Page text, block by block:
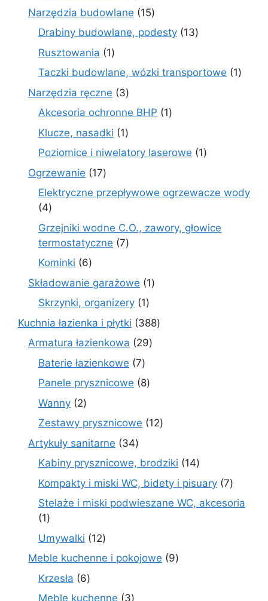
produkty
Narzędzia budowlane 1515
produktów
Drabiny budowlane, podesty 1313
Rusztowania 11
produkt
Taczki budowlane, wózki transportowe 11
Narzędzia ręczne 33
produkty
Akcesoria ochronne BHP 11
Klucze, nasadki 11
produkt
Poziomice i niwelatory laserowe 11
Ogrzewanie 1717
produktów
Elektryczne przepływowe ogrzewacze wody
44
produkty
Grzejniki wodne C.O., zawory, głowice
termostatyczne 77
Kominki 66
produktów
Składowanie garażowe 11
Skrzynki, organizery 11
produkt
Kuchnia łazienka i płytki 388388
Armatura łazienkowa 2929
Baterie łazienkowe 77
produktów
Panele prysznicowe 88
Wanny 22
produkty
Zestawy prysznicowe 1212
Artykuły sanitarne 3434
produkty
Kabiny prysznicowe, brodziki 1414
produktów
Kompakty i miski WC, bidety i pisuary 77
Stelaże i miski podwieszane WC, akcesoria
11
produkt
Umywalki 1212
produktów
Meble kuchenne i pokojowe 99
Krzesła 66
produktów
Meble kuchenne 33